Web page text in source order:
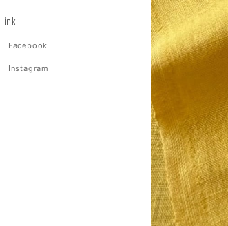
Link
Facebook
Instagram